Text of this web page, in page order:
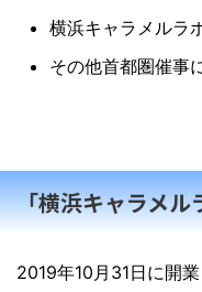
横浜キャラメルラ
その他首都圏催事
「横浜キャラメル
2019年10月31日に開